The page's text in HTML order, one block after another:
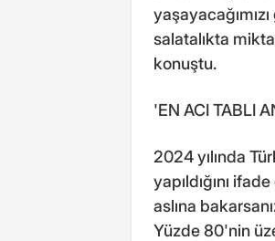
salatalıkta
konuştu.
'EN ACI TABLI
2024 yılında
yapıldığını
aslına
Yüzde 80'nin